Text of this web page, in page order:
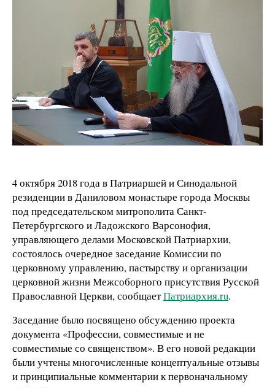
4 октября 2018 года в Патриаршей и Синодальной
резиденции в Даниловом монастыре города Москвы
под председательском митрополита Санкт-
Петербургского и Ладожского Варсонофия,
управляющего делами Московской Патриархии,
состоялось очередное заседание Комиссии по
церковному управлению, пастырству и организации
церковной жизни Межсоборного присутствия Русской
Православной Церкви, сообщаетПатриархия.ru.
Заседание было посвящено обсуждению проекта
документа «Профессии, совместимые и не
совместимые со священством». В его новой редакции
были учтены многочисленные концептуальные отзывы
и принципиальные комментарии к первоначальному